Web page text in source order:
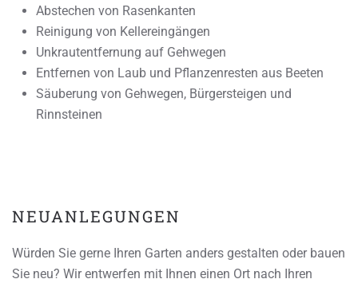
Abstechen von Rasenkanten
Reinigung von Kellereingängen
Unkrautentfernung auf Gehwegen
Entfernen von Laub und Pflanzenresten aus Beeten
Säuberung von Gehwegen, Bürgersteigen und
Rinnsteinen
NEUANLEGUNGEN
Würden Sie gerne Ihren Garten anders gestalten oder bauen
Sie neu? Wir entwerfen mit Ihnen einen Ort nach Ihren